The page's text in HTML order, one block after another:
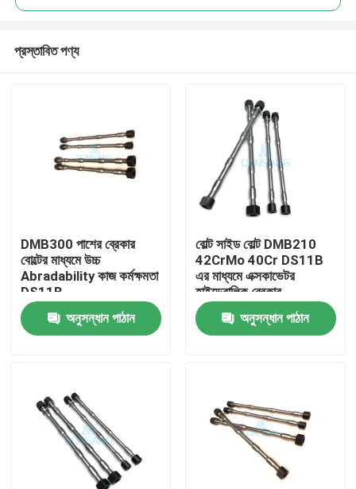
প্রস্তাবিত পণ্য
DMB300 পাশের ব্রেকার
বোল্টের মাধ্যমে উচ্চ
Abradability কাজ কর্মক্ষমতা
DS11B
অনুসন্ধান পাঠান
বোল্ট সাইড বোল্ট DMB210
42CrMo 40Cr DS11B
এর মাধ্যমে এক্সকাভেটর
হাইড্রোলিক ব্রেকার
অনুসন্ধান পাঠান